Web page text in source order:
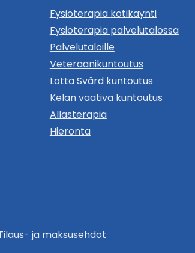
Fysioterapia kotikäynti
Fysioterapia palvelutalossa
Palvelutaloille
Veteraanikuntoutus
Lotta Svärd kuntoutus
Kelan vaativa kuntoutus
Allasterapia
Hieronta
ja maksusehdot